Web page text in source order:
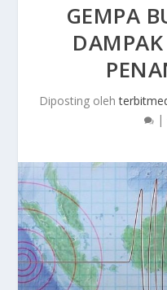
GEMPA
Diposting oleh
|